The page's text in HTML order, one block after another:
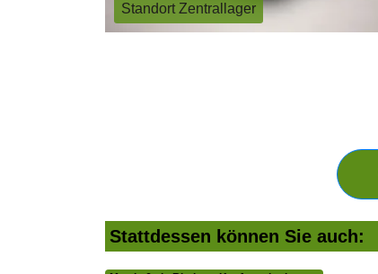
Standort Zentrallager
Stattdessen können Sie auch: